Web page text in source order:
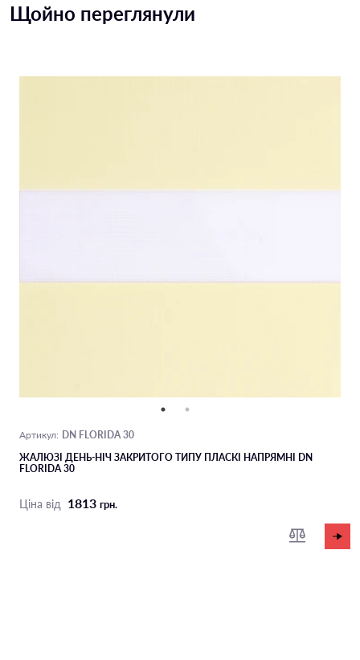
Щойно переглянули
Артикул: DN FLORIDA 30
ЖАЛЮЗІ ДЕНЬ-НІЧ ЗАКРИТОГО ТИПУ ПЛАСКІ НАПРЯМНІ DN
FLORIDA 30
Ціна від 1813 грн.